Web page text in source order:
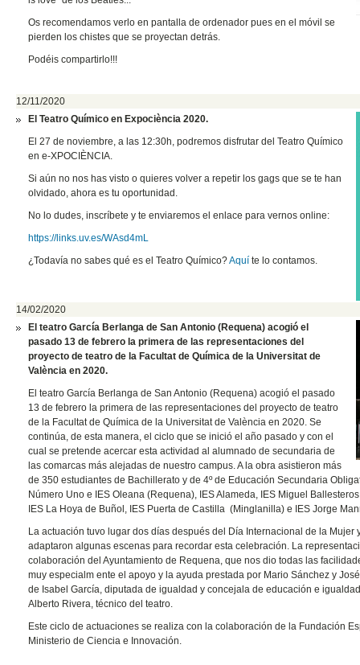
Os recomendamos verlo en pantalla de ordenador pues en el móvil se
pierden los chistes que se proyectan detrás.
Podéis compartirlo!!!
12/11/2020
El Teatro Químico en Expociència 2020.
El 27 de noviembre, a las 12:30h, podremos disfrutar del Teatro Químico
en e-XPOCIÈNCIA.
Si aún no nos has visto o quieres volver a repetir los gags que se te han
olvidado, ahora es tu oportunidad.
No lo dudes, inscríbete y te enviaremos el enlace para vernos online:
https://links.uv.es/WAsd4mL
¿Todavía no sabes qué es el Teatro Químico?Aquí te lo contamos.
14/02/2020
El teatro García Berlanga de San Antonio (Requena) acogió el
pasado 13 de febrero la primera de las representaciones del
proyecto de teatro de la Facultat de Química de la Universitat de
València en 2020.
El teatro García Berlanga de San Antonio (Requena) acogió el pasado
13 de febrero la primera de las representaciones del proyecto de teatro
de la Facultat de Química de la Universitat de València en 2020. Se
continúa, de esta manera, el ciclo que se inició el año pasado y con el
cual se pretende acercar esta actividad al alumnado de secundaria de
las comarcas más alejadas de nuestro campus. A la obra asistieron más
de 350 estudiantes de Bachillerato y de 4º de Educación Secundaria
Número Uno e IES Oleana (Requena), IES Alameda, IES Miguel
IES La Hoya de Buñol, IES Puerta de Castilla (Minglanilla) e IES Jorge
La actuación tuvo lugar dos días después del Día Internacional de la Mujer
adaptaron algunas escenas para recordar esta celebración. La
colaboración del Ayuntamiento de Requena, que nos dio todas las
muy especialm ente el apoyo y la ayuda prestada por Mario Sánchez y
de Isabel García, diputada de igualdad y concejala de educación e
Alberto Rivera, técnico del teatro.
Este ciclo de actuaciones se realiza con la colaboración de la Fundación
Ministerio de Ciencia e Innovación.